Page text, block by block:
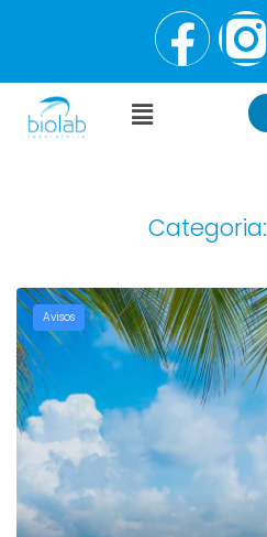
Categoria:
Avisos